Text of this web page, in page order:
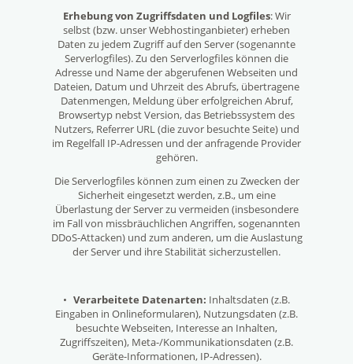
Erhebung von Zugriffsdaten und Logfiles: Wir
selbst (bzw. unser Webhostinganbieter) erheben
Daten zu jedem Zugriff auf den Server (sogenannte
Serverlogfiles). Zu den Serverlogfiles können die
Adresse und Name der abgerufenen Webseiten und
Dateien, Datum und Uhrzeit des Abrufs, übertragene
Datenmengen, Meldung über erfolgreichen Abruf,
Browsertyp nebst Version, das Betriebssystem des
Nutzers, Referrer URL (die zuvor besuchte Seite) und
im Regelfall IP-Adressen und der anfragende Provider
gehören.
Die Serverlogfiles können zum einen zu Zwecken der
Sicherheit eingesetzt werden, z.B., um eine
Überlastung der Server zu vermeiden (insbesondere
im Fall von missbräuchlichen Angriffen, sogenannten
DDoS-Attacken) und zum anderen, um die Auslastung
der Server und ihre Stabilität sicherzustellen.
• Verarbeitete Datenarten: Inhaltsdaten (z.B.
Eingaben in Onlineformularen), Nutzungsdaten (z.B.
besuchte Webseiten, Interesse an Inhalten,
Zugriffszeiten), Meta-/Kommunikationsdaten (z.B.
Geräte-Informationen, IP-Adressen).